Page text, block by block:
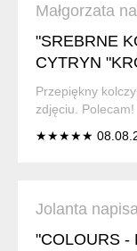
Małgorzata
"SREBRNE
CYTRYN
Przepiękny
zdjęciu. Polecam!
★★★★★
Jolanta
"COLOURS -